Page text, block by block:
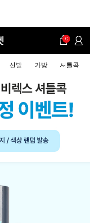
0
신발 가방 셔틀콕